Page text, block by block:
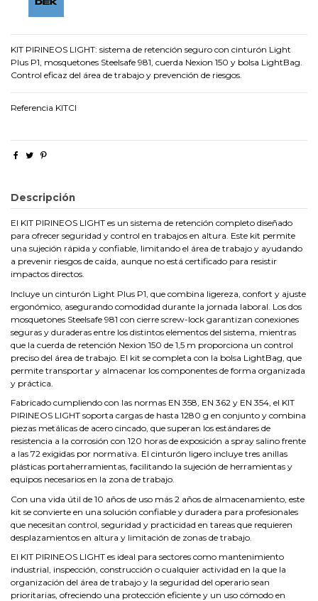
KIT PIRINEOS LIGHT: sistema de retención seguro con cinturón Light
Plus P1, mosquetones Steelsafe 981, cuerda Nexion 150 y bolsa LightBag.
Control eficaz del área de trabajo y prevención de riesgos.
Referencia KITCI
Descripción
El KIT PIRINEOS LIGHT es un sistema de retención completo diseñado
para ofrecer seguridad y control en trabajos en altura. Este kit permite
una sujeción rápida y confiable, limitando el área de trabajo y ayudando
a prevenir riesgos de caída, aunque no está certificado para resistir
impactos directos.
Incluye un cinturón Light Plus P1, que combina ligereza, confort y ajuste
ergonómico, asegurando comodidad durante la jornada laboral. Los dos
mosquetones Steelsafe 981 con cierre screw-lock garantizan conexiones
seguras y duraderas entre los distintos elementos del sistema, mientras
que la cuerda de retención Nexion 150 de 1,5 m proporciona un control
preciso del área de trabajo. El kit se completa con la bolsa LightBag, que
permite transportar y almacenar los componentes de forma organizada
y práctica.
Fabricado cumpliendo con las normas EN 358, EN 362 y EN 354, el KIT
PIRINEOS LIGHT soporta cargas de hasta 1280 g en conjunto y combina
piezas metálicas de acero cincado, que superan los estándares de
resistencia a la corrosión con 120 horas de exposición a spray salino frente
a las 72 exigidas por normativa. El cinturón ligero incluye tres anillas
plásticas portaherramientas, facilitando la sujeción de herramientas y
equipos necesarios en la zona de trabajo.
Con una vida útil de 10 años de uso más 2 años de almacenamiento, este
kit se convierte en una solución confiable y duradera para profesionales
que necesitan control, seguridad y practicidad en tareas que requieren
desplazamientos en altura y limitación de zonas de trabajo.
El KIT PIRINEOS LIGHT es ideal para sectores como mantenimiento
industrial, inspección, construcción o cualquier actividad en la que la
organización del área de trabajo y la seguridad del operario sean
prioritarias, ofreciendo una protección eficiente y un uso cómodo en